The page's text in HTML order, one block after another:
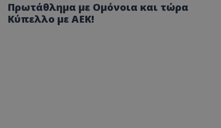
Πρωτάθλημα με Ομόνοια και τώρα
Κύπελλο με ΑΕΚ!